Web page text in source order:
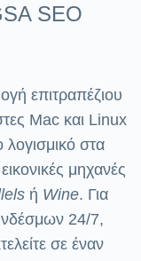
SEO
επιτραπέζιου
Mac και Linux
στα
μηχανές
ή Wine. Για
24/7,
σε έναν